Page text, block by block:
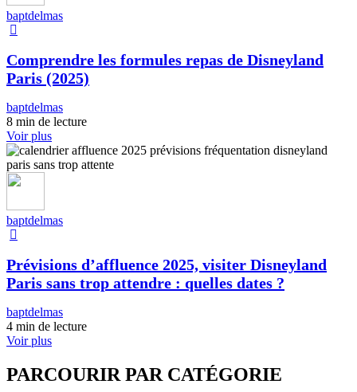
baptdelmas
Comprendre les formules repas de Disneyland
Paris (2025)
baptdelmas
8 min de lecture
Voir plus
baptdelmas
Prévisions d’affluence 2025, visiter Disneyland
Paris sans trop attendre : quelles dates ?
baptdelmas
4 min de lecture
Voir plus
PARCOURIR PAR CATÉGORIE